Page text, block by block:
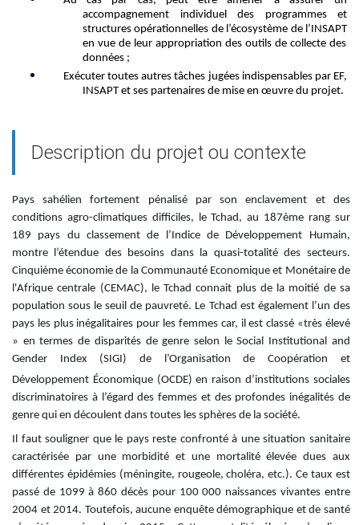
accompagnement individuel des programmes et
structures opérationnelles de l’écosystème de l’INSAPT
en vue de leur appropriation des outils de collecte des
données ;
Exécuter toutes autres tâches jugées indispensables par EF,
INSAPT et ses partenaires de mise en œuvre du projet.
Description du projet ou contexte
Pays sahélien fortement pénalisé par son enclavement et des
conditions agro-climatiques difficiles, le Tchad, au 187ème rang sur
189 pays du classement de l’Indice de Développement Humain,
montre l’étendue des besoins dans la quasi-totalité des secteurs.
Cinquième économie de la Communauté Economique et Monétaire de
l'Afriquecentrale (CEMAC), le Tchad connait plus de la moitié de sa
populationsous le seuil de pauvreté. Le Tchad est également l’un des
pays les plus inégalitaires pour les femmes car, il est classé «très élevé
» en termes de disparités de genre selon le Social Institutional and
Gender Index (SIGI) de l’Organisation de Coopération et
Développement Économique (OCDE) en raison d’institutions sociales
discriminatoires à l’égard des femmes et des profondes inégalités de
genre qui en découlent dans toutes les sphères de la société.
Il faut souligner quele pays reste confronté à une situation sanitaire
caractérisée par une morbidité et une mortalité élevée dues aux
différentes épidémies (méningite, rougeole, choléra, etc.). Ce taux est
passé de 1099 à 860 décès pour 100 000 naissances vivantes entre
2004 et 2014. Toutefois, aucune enquête démographique et de santé